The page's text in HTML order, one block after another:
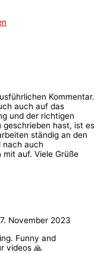
Kommentar.
auch auf das
und der richtigen
geschrieben hast, ist es
ständig an den
nach auch
mit auf. Viele Grüße
November 2023
Funny and
videos 🙏